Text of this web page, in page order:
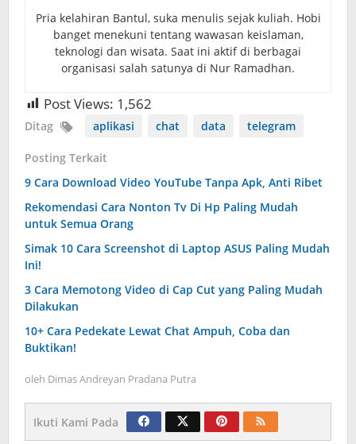
Pria kelahiran Bantul, suka menulis sejak kuliah. Hobi
banget menekuni tentang wawasan keislaman,
teknologi dan wisata. Saat ini aktif di berbagai
organisasi salah satunya di Nur Ramadhan.
Post Views: 1,562
Ditag aplikasi chat data telegram
Posting Terkait
9 Cara Download Video YouTube Tanpa Apk, Anti Ribet
Rekomendasi Cara Nonton Tv Di Hp Paling Mudah
untuk Semua Orang
Simak 10 Cara Screenshot di Laptop ASUS Paling Mudah
Ini!
3 Cara Memotong Video di Cap Cut yang Paling Mudah
Dilakukan
10+ Cara Pedekate Lewat Chat Ampuh, Coba dan
Buktikan!
oleh Dimas Andreyan Pradana Putra
Ikuti Kami Pada